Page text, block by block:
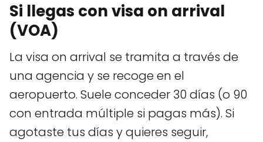
Si llegas con visa on arrival
(VOA)
La visa on arrival se tramita a través de
una agencia y se recoge en el
aeropuerto. Suele conceder 30 días (o 90
con entrada múltiple si pagas más). Si
agotaste tus días y quieres seguir,